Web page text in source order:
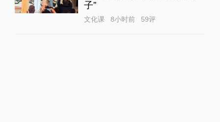
子”
文化课 8小时前 59评